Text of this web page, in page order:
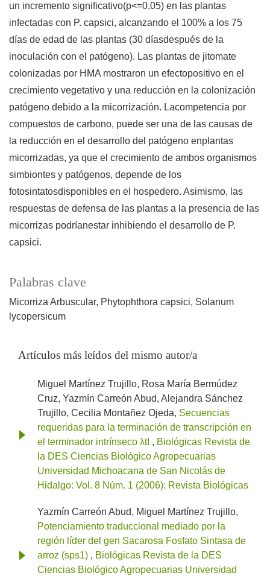
Palabras clave
Micorriza Arbuscular Phytophthora capsici Solanum
lycopersicum
un incremento significativo(p<=0.05) en las plantas
infectadas con P. capsici, alcanzando el 100% a los 75
días de edad de las plantas (30 díasdespués de la
inoculación con el patógeno). Las plantas de jitomate
colonizadas por HMA mostraron un efectopositivo en el
crecimiento vegetativo y una reducción en la colonización
patógeno debido a la micorrización. Lacompetencia por
compuestos de carbono, puede ser una de las causas de
la reducción en el desarrollo del patógeno enplantas
micorrizadas, ya que el crecimiento de ambos organismos
simbiontes y patógenos, depende de los
fotosintatosdisponibles en el hospedero. Asimismo, las
respuestas de defensa de las plantas a la presencia de las
micorrizas podríanestar inhibiendo el desarrollo de P.
capsici.
Artículos más leídos del mismo autor/a
Miguel Martínez Trujillo, Rosa María Bermúdez
Cruz, Yazmín Carreón Abud, Alejandra Sánchez
Trujillo, Cecilia Montañez Ojeda, Secuencias
requeridas para la terminación de transcripción en
el terminador intrínseco λtI , Biológicas Revista de
la DES Ciencias Biológico Agropecuarias
Universidad Michoacana de San Nicolás de
Hidalgo: Vol. 8 Núm. 1 (2006): Revista Biológicas
Yazmín Carreón Abud, Miguel Martínez Trujillo,
Potenciamiento traduccional mediado por la
región líder del gen Sacarosa Fosfato Sintasa de
arroz (sps1) , Biológicas Revista de la DES
Ciencias Biológico Agropecuarias Universidad